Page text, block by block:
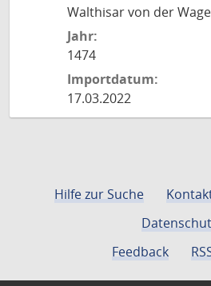
Walthisar von der Wage
Jahr:
1474
Importdatum:
17.03.2022
Hilfe zur Suche
Feedback